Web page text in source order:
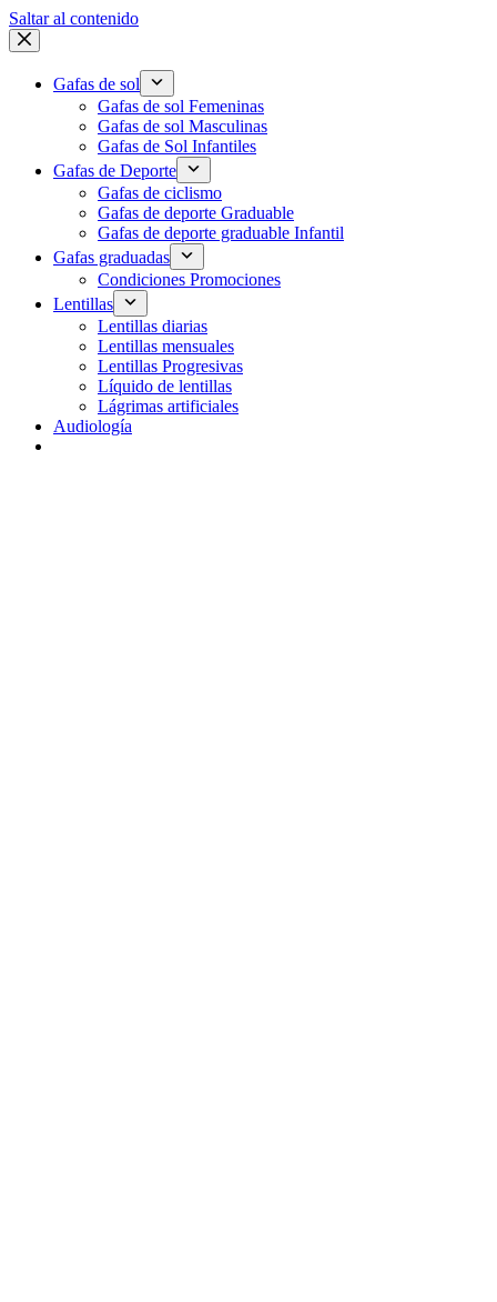
Saltar al contenido
Gafas de sol
Gafas de sol Femeninas
Gafas de sol Masculinas
Gafas de Sol Infantiles
Gafas de Deporte
Gafas de ciclismo
Gafas de deporte Graduable
Gafas de deporte graduable Infantil
Gafas graduadas
Condiciones Promociones
Lentillas
Lentillas diarias
Lentillas mensuales
Lentillas Progresivas
Líquido de lentillas
Lágrimas artificiales
Audiología